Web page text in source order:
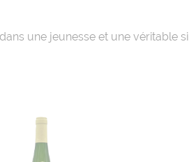
une jeunesse et une véritable